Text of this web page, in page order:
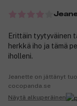
Erittäin tyytyväinen
herkkä iho ja tämä
iholleni.
Jeanette on jättänyt
cocopanda.se
Näytä alkuperäinen